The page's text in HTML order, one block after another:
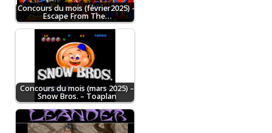
Concours du mois (février2025) –
Escape From The…
Concours du mois (mars 2025) –
Snow Bros. – Toaplan